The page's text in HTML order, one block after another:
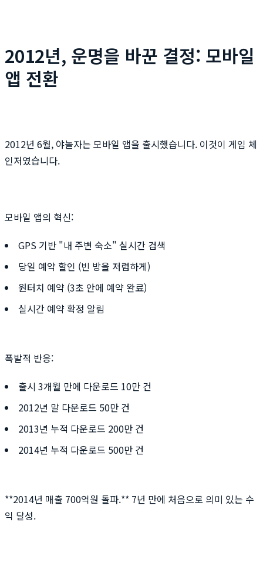
2012년, 운명을 바꾼 결정: 모바일
앱 전환
2012년 6월, 야놀자는 모바일 앱을 출시했습니다. 이것이 게임 체
인저였습니다.
모바일 앱의 혁신:
GPS 기반 "내 주변 숙소" 실시간 검색
당일 예약 할인 (빈 방을 저렴하게)
원터치 예약 (3초 안에 예약 완료)
실시간 예약 확정 알림
폭발적 반응:
출시 3개월 만에 다운로드 10만 건
2012년 말 다운로드 50만 건
2013년 누적 다운로드 200만 건
2014년 누적 다운로드 500만 건
**2014년 매출 700억원 돌파.** 7년 만에 처음으로 의미 있는 수
익 달성.